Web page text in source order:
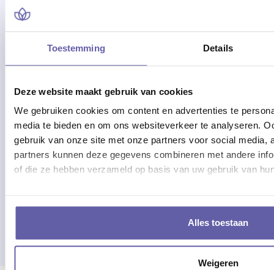
Toestemming Details
Deze website maakt gebruik van cookies
We gebruiken cookies om content en advertenties te
media te bieden en om ons websiteverkeer te analyseren.
gebruik van onze site met onze partners voor social media,
partners kunnen deze gegevens combineren met andere
of die ze hebben verzameld op basis van uw gebruik van
Alles toestaan
Weigeren
veel zijn. Bij GORTcoaching hebben we oog voor de
combinatie van
hoe communiceer je over je rouw op de
werkvloer?
hoe bewaak je je grenzen?
hoe ga je om met verminderde energie of focus?
Onze begeleiding is geschikt voor zowel particulieren
als professionals die via hun werkgever
Ontmoet onze professionals